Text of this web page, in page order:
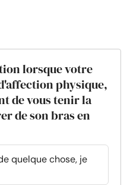
lorsque votre
physique,
de vous tenir la
de son bras en
quelque chose, je